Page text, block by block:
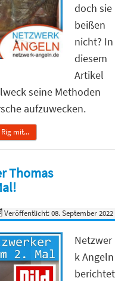
doch sie
beißen
nicht? In
diesem
Artikel
seine Methoden
aufzuwecken.
mit...
Thomas
Veröffentlicht: 08. September 2022
Netzwer
k Angeln
berichtet